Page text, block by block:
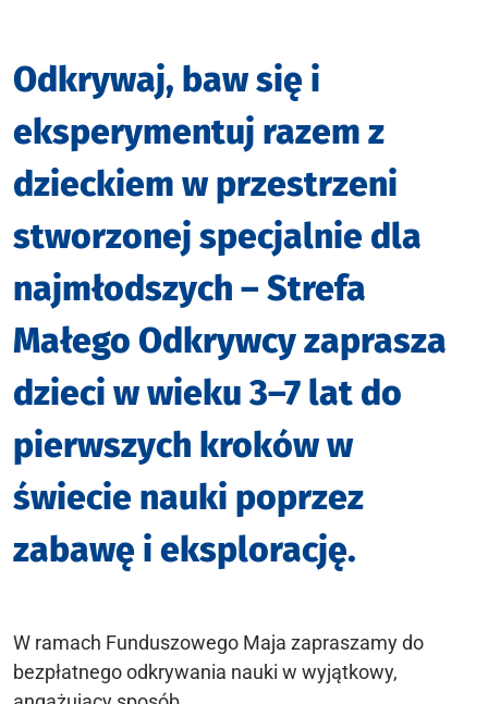
Odkrywaj, baw się i
eksperymentuj razem z
dzieckiem w przestrzeni
stworzonej specjalnie dla
najmłodszych – Strefa
Małego Odkrywcy zaprasza
dzieci w wieku 3–7 lat do
pierwszych kroków w
świecie nauki poprzez
zabawę i eksplorację.
W ramach Funduszowego Maja zapraszamy do
bezpłatnego odkrywania nauki w wyjątkowy,